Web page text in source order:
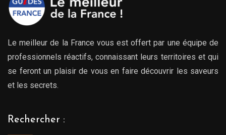
Le meilleur de la France vous est offert par une équipe de
professionnels réactifs, connaissant leurs territoires et qui
se feront un plaisir de vous en faire découvrir les saveurs
et les secrets.
Rechercher :